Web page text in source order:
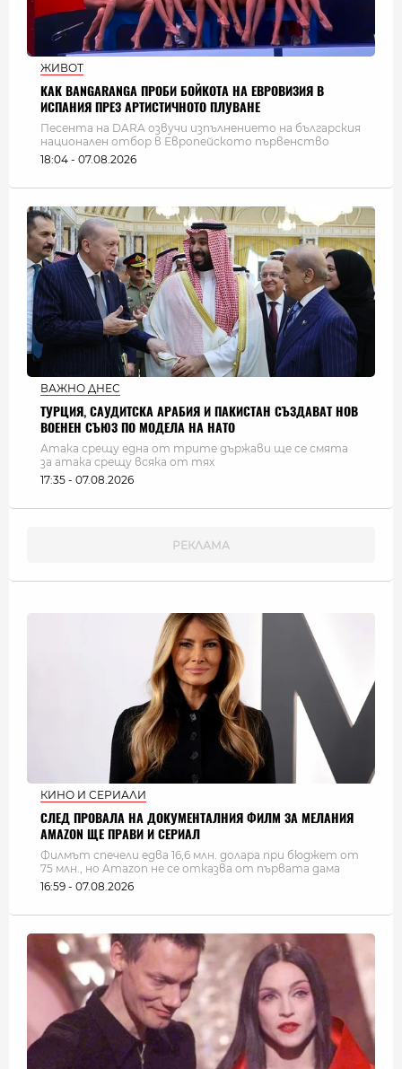
ЖИВОТ
КАК BANGARANGA ПРОБИ БОЙКОТА НА ЕВРОВИЗИЯ В
ИСПАНИЯ ПРЕЗ АРТИСТИЧНОТО ПЛУВАНЕ
Песента на DARA озвучи изпълнението на българския
национален отбор в Европейското първенство
18:04 - 07.08.2026
ВАЖНО ДНЕС
ТУРЦИЯ, САУДИТСКА АРАБИЯ И ПАКИСТАН СЪЗДАВАТ НОВ
ВОЕНЕН СЪЮЗ ПО МОДЕЛА НА НАТО
Атака срещу една от трите държави ще се смята
за атака срещу всяка от тях
17:35 - 07.08.2026
КИНО И СЕРИАЛИ
СЛЕД ПРОВАЛА НА ДОКУМЕНТАЛНИЯ ФИЛМ ЗА МЕЛАНИЯ
AMAZON ЩЕ ПРАВИ И СЕРИАЛ
Филмът спечели едва 16,6 млн. долара при бюджет от
75 млн., но Amazon не се отказва от първата дама
16:59 - 07.08.2026